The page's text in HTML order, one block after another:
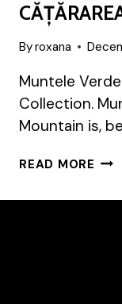
Byroxana
Muntele
Collection.
Mountain is,
READ MORE